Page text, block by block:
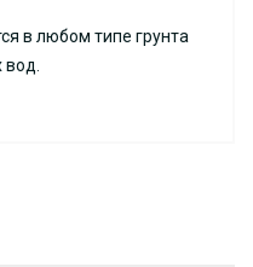
в любом типе грунта